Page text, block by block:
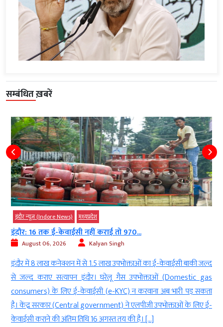
सम्बंधित ख़बरें
इंदौर न्यूज़ (Indore News) मध्‍यप्रदेश
इंदौर: 16 तक ई-केवाईसी नहीं कराई तो 970...
August 06, 2026 Kalyan Singh
इंदौर में 8 लाख कनेक्शन में से 1.5 लाख उपभोक्ताओं का ई-केवाईसी बाकी जल्द
से जल्द कराए सत्यापन इंदौर। घरेलू गैस उपभोक्ताओं (Domestic gas
consumers) के लिए ई-केवाईसी (e-KYC) न करवाना अब भारी पड़ सकता
है। केंद्र सरकार (Central government) ने एलपीजी उपभोक्ताओं के लिए ई-
केवाईसी कराने की अंतिम तिथि 16 अगस्त तय की है। […]